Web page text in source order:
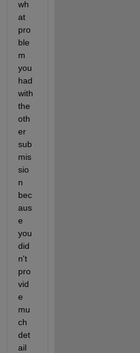
wh
at
pro
ble
m
you
had
with
the
oth
er
sub
mis
sio
n
bec
aus
e
you
did
n't
pro
vid
e
mu
ch
det
ail